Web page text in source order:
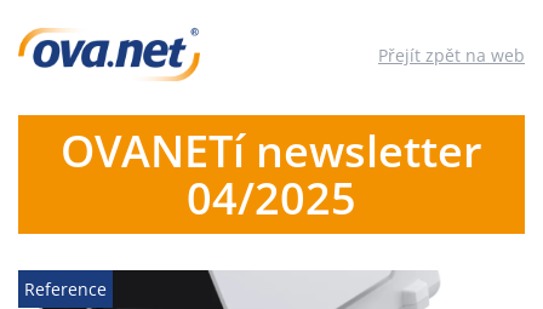
Přejít zpět na web
OVANETí newsletter
04/2025
Reference